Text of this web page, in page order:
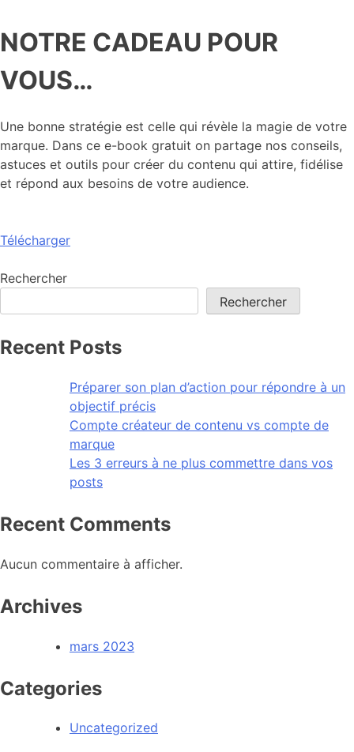
NOTRE CADEAU POUR
VOUS…
Une bonne stratégie est celle qui révèle la magie de votre
marque. Dans ce e-book gratuit on partage nos conseils,
astuces et outils pour créer du contenu qui attire, fidélise
et répond aux besoins de votre audience.
Télécharger
Rechercher
Rechercher
Recent Posts
Préparer son plan d’action pour répondre à un
objectif précis
Compte créateur de contenu vs compte de
marque
Les 3 erreurs à ne plus commettre dans vos
posts
Recent Comments
Aucun commentaire à afficher.
Archives
mars 2023
Categories
Uncategorized